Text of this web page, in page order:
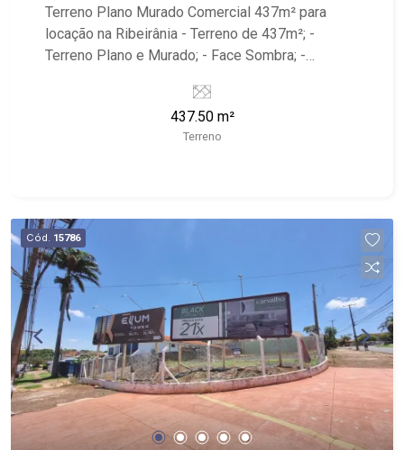
Terreno Plano Murado Comercial 437m² para
locação na Ribeirânia - Terreno de 437m²; -
Terreno Plano e Murado; - Face Sombra; -
437.50 m²
Terreno
Cód. 15786